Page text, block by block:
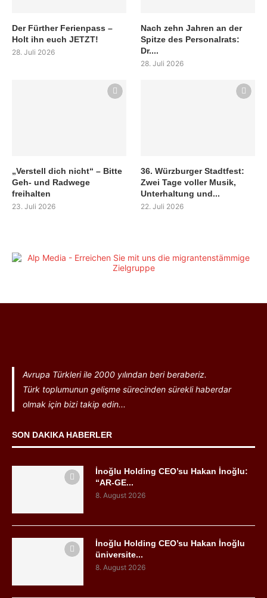
Der Fürther Ferienpass –
Holt ihn euch JETZT!
28. Juli 2026
Nach zehn Jahren an der
Spitze des Personalrats:
Dr....
28. Juli 2026
„Verstell dich nicht“ – Bitte
Geh- und Radwege
freihalten
23. Juli 2026
36. Würzburger Stadtfest:
Zwei Tage voller Musik,
Unterhaltung und...
22. Juli 2026
Avrupa Türkleri ile 2000 yılından beri beraberiz.
Türk toplumunun gelişme sürecinden sürekli haberdar
olmak için bizi takip edin...
SON DAKIKA HABERLER
İnoğlu Holding CEO’su Hakan İnoğlu:
“AR-GE...
8. August 2026
İnoğlu Holding CEO’su Hakan İnoğlu
üniversite...
8. August 2026